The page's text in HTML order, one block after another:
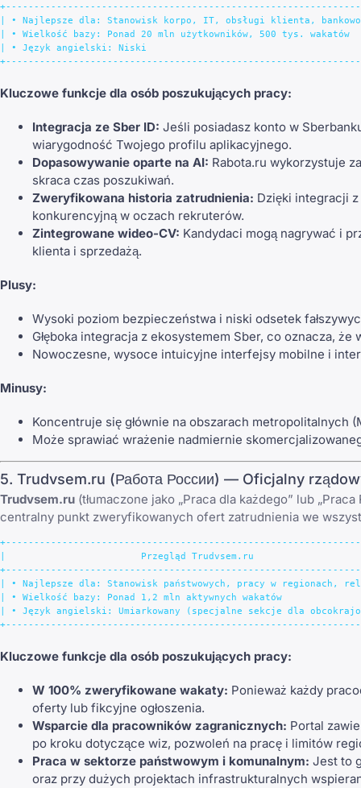
| • Najlepsze dla: Stanowisk korpo, IT, obsługi klienta,
| • Wielkość bazy: Ponad 20 mln użytkowników, 500 tys.
| • Język angielski: Niski
Kluczowe funkcje dla osób poszukujących pracy:
Integracja ze Sber ID: Jeśli posiadasz konto w
wiarygodność Twojego profilu aplikacyjnego.
Dopasowywanie oparte na AI: Rabota.ru wykorzystuje
skraca czas poszukiwań.
Zweryfikowana historia zatrudnienia: Dzięki integracji
konkurencyjną w oczach rekruterów.
Zintegrowane wideo-CV: Kandydaci mogą nagrywać i
klienta i sprzedażą.
Plusy:
Wysoki poziom bezpieczeństwa i niski odsetek
Głęboka integracja z ekosystemem Sber, co oznacza,
Nowoczesne, wysoce intuicyjne interfejsy mobilne i
Minusy:
Koncentruje się głównie na obszarach metropolitalnych
Może sprawiać wrażenie nadmiernie
5. Trudvsem.ru (Работа России) — Oficjalny
Trudvsem.ru (tłumaczone jako „Praca dla każdego” lub
centralny punkt zweryfikowanych ofert zatrudnienia we
|                        Przegląd Trudvsem.ru
| • Najlepsze dla: Stanowisk państwowych, pracy w regionach,
| • Wielkość bazy: Ponad 1,2 mln aktywnych wakatów
| • Język angielski: Umiarkowany (specjalne sekcje dla
Kluczowe funkcje dla osób poszukujących pracy:
W 100% zweryfikowane wakaty: Ponieważ każdy
oferty lub fikcyjne ogłoszenia.
Wsparcie dla pracowników zagranicznych: Portal
po kroku dotyczące wiz, pozwoleń na pracę i limitów
Praca w sektorze państwowym i komunalnym: Jest to
oraz przy dużych projektach infrastrukturalnych